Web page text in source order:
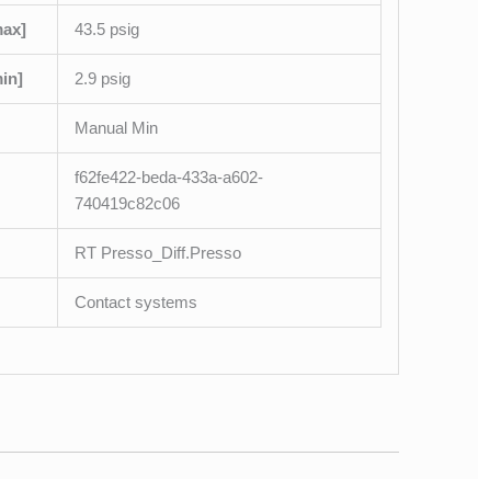
43.5 psig
2.9 psig
Manual Min
f62fe422-beda-433a-a602-
740419c82c06
RT Presso_Diff.Presso
Contact systems